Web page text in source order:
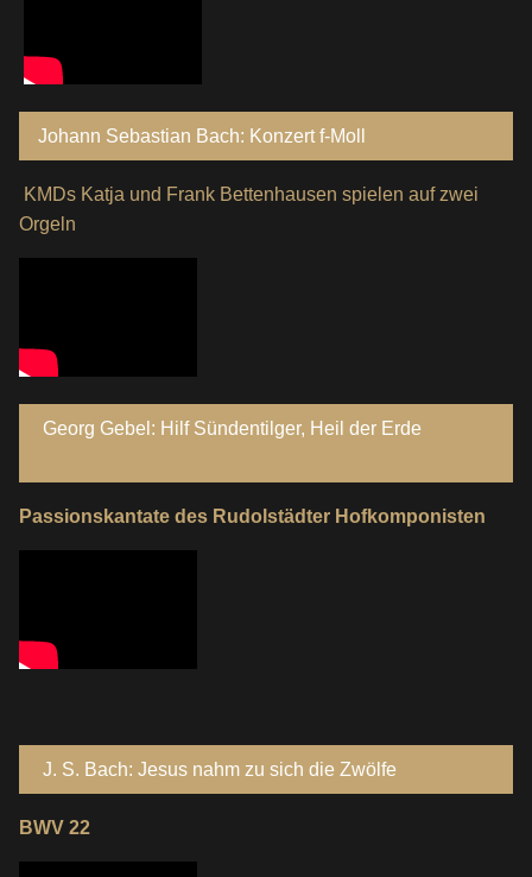
Johann Sebastian Bach: Konzert f-Moll
KMDs Katja und Frank Bettenhausen spielen auf zwei
Orgeln
Georg Gebel: Hilf Sündentilger, Heil der Erde
Passionskantate des Rudolstädter Hofkomponisten
J. S. Bach: Jesus nahm zu sich die Zwölfe
BWV 22